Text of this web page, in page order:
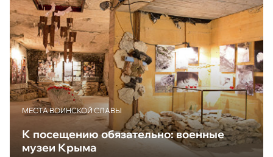
МЕСТА ВОИНСКОЙ СЛАВЫ
К посещению обязательно: военные
музеи Крыма